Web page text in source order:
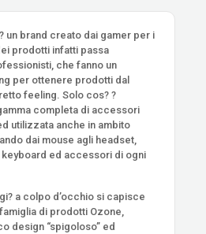
un brand creato dai gamer per i
prodotti infatti passa
che fanno un
per ottenere prodotti dal
feeling. Solo cos? ?
completa di accessori
utilizzata anche in ambito
dai mouse agli headset,
ed accessori di ogni
a colpo d’occhio si capisce
di prodotti Ozone,
design “spigoloso” ed